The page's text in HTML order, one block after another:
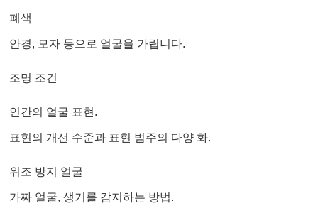
폐색
안경, 모자 등으로 얼굴을 가립니다.
조명 조건
인간의 얼굴 표현.
표현의 개선 수준과 표현 범주의 다양 화.
위조 방지 얼굴
가짜 얼굴, 생기를 감지하는 방법.